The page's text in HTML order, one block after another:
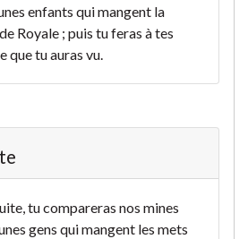
enfants qui mangent la
Royale ; puis tu feras à tes
que tu auras vu.
tu compareras nos mines
gens qui mangent les mets